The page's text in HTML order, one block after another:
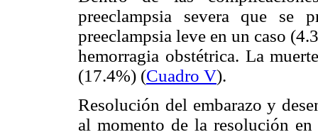
preeclampsia severa que se
preeclampsia leve en un caso
hemorragia obstétrica. La
(17.4%) (Cuadro V).
Resolución del embarazo y
al momento de la resolución